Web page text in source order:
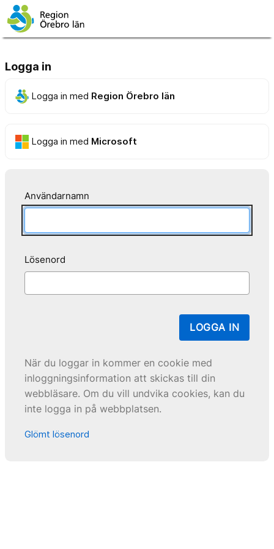
Logga in
Logga in med Region Örebro län
Logga in med Microsoft
Användarnamn
Lösenord
LOGGA IN
När du loggar in kommer en cookie med
inloggningsinformation att skickas till din
webbläsare. Om du vill undvika cookies, kan du
inte logga in på webbplatsen.
Glömt lösenord